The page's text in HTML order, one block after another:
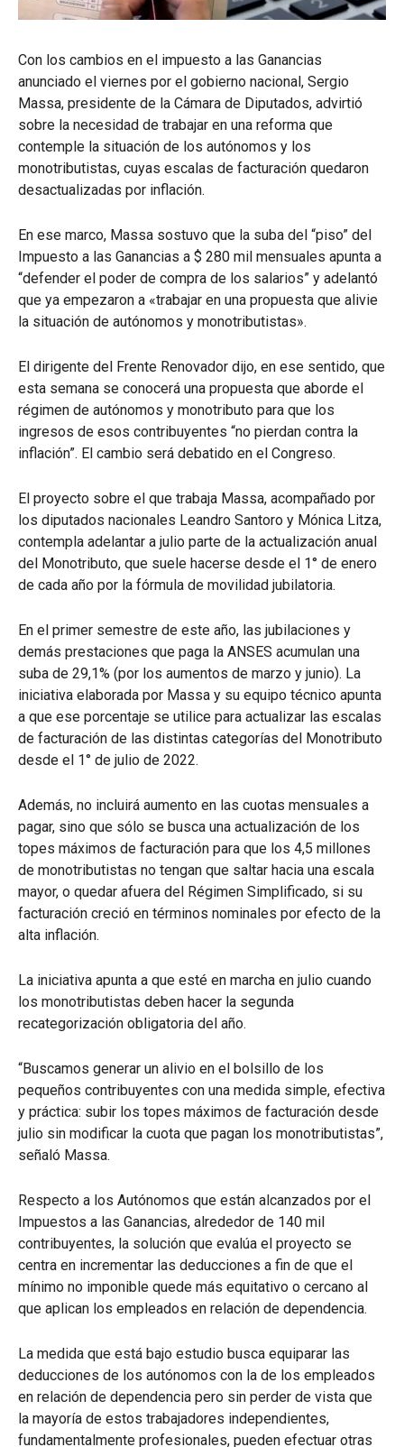
Con los cambios en el impuesto a las Ganancias
anunciado el viernes por el gobierno nacional, Sergio
Massa, presidente de la Cámara de Diputados, advirtió
sobre la necesidad de trabajar en una reforma que
contemple la situación de los autónomos y los
monotributistas, cuyas escalas de facturación quedaron
desactualizadas por inflación.
En ese marco, Massa sostuvo que la suba del “piso” del
Impuesto a las Ganancias a $ 280 mil mensuales apunta a
“defender el poder de compra de los salarios” y adelantó
que ya empezaron a «trabajar en una propuesta que alivie
la situación de autónomos y monotributistas».
El dirigente del Frente Renovador dijo, en ese sentido, que
esta semana se conocerá una propuesta que aborde el
régimen de autónomos y monotributo para que los
ingresos de esos contribuyentes “no pierdan contra la
inflación”. El cambio será debatido en el Congreso.
El proyecto sobre el que trabaja Massa, acompañado por
los diputados nacionales Leandro Santoro y Mónica Litza,
contempla adelantar a julio parte de la actualización anual
del Monotributo, que suele hacerse desde el 1° de enero
de cada año por la fórmula de movilidad jubilatoria.
En el primer semestre de este año, las jubilaciones y
demás prestaciones que paga la ANSES acumulan una
suba de 29,1% (por los aumentos de marzo y junio). La
iniciativa elaborada por Massa y su equipo técnico apunta
a que ese porcentaje se utilice para actualizar las escalas
de facturación de las distintas categorías del Monotributo
desde el 1° de julio de 2022.
Además, no incluirá aumento en las cuotas mensuales a
pagar, sino que sólo se busca una actualización de los
topes máximos de facturación para que los 4,5 millones
de monotributistas no tengan que saltar hacia una escala
mayor, o quedar afuera del Régimen Simplificado, si su
facturación creció en términos nominales por efecto de la
alta inflación.
La iniciativa apunta a que esté en marcha en julio cuando
los monotributistas deben hacer la segunda
recategorización obligatoria del año.
“Buscamos generar un alivio en el bolsillo de los
pequeños contribuyentes con una medida simple, efectiva
y práctica: subir los topes máximos de facturación desde
julio sin modificar la cuota que pagan los monotributistas”,
señaló Massa.
Respecto a los Autónomos que están alcanzados por el
Impuestos a las Ganancias, alrededor de 140 mil
contribuyentes, la solución que evalúa el proyecto se
centra en incrementar las deducciones a fin de que el
mínimo no imponible quede más equitativo o cercano al
que aplican los empleados en relación de dependencia.
La medida que está bajo estudio busca equiparar las
deducciones de los autónomos con la de los empleados
en relación de dependencia pero sin perder de vista que
la mayoría de estos trabajadores independientes,
fundamentalmente profesionales, pueden efectuar otras